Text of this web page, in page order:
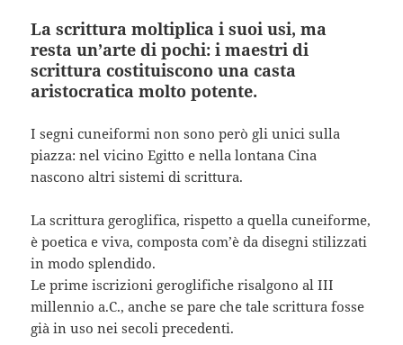
La scrittura moltiplica i suoi usi, ma
resta un’arte di pochi: i maestri di
scrittura costituiscono una casta
aristocratica molto potente.
I segni cuneiformi non sono però gli unici sulla
piazza: nel vicino Egitto e nella lontana Cina
nascono altri sistemi di scrittura.
La scrittura geroglifica, rispetto a quella cuneiforme,
è poetica e viva, composta com’è da disegni stilizzati
in modo splendido.
Le prime iscrizioni geroglifiche risalgono al III
millennio a.C., anche se pare che tale scrittura fosse
già in uso nei secoli precedenti.